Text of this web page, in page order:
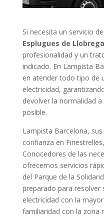
Si necesita un servicio de
Esplugues de
profesionalidad y un
indicado. En Lampista
en atender todo tipo de
electricidad,
devolver la normalidad
posible.
Lampista Barcelona,
confianza en
Conocedores de las
ofrecemos servicios
del Parque de la
preparado para
electricidad con la
familiaridad con la zona